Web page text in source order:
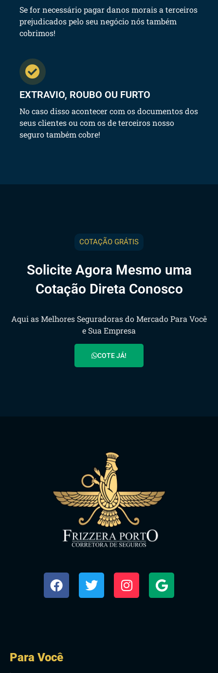
Se for necessário pagar danos morais a terceiros
prejudicados pelo seu negócio nós também
cobrimos!
EXTRAVIO, ROUBO OU FURTO
No caso disso acontecer com os documentos dos
seus clientes ou com os de terceiros nosso
seguro também cobre!
COTAÇÃO GRÁTIS
Solicite Agora Mesmo uma
Cotação Direta Conosco
Aqui as Melhores Seguradoras do Mercado Para Você
e Sua Empresa
COTE JÁ!
Para Você